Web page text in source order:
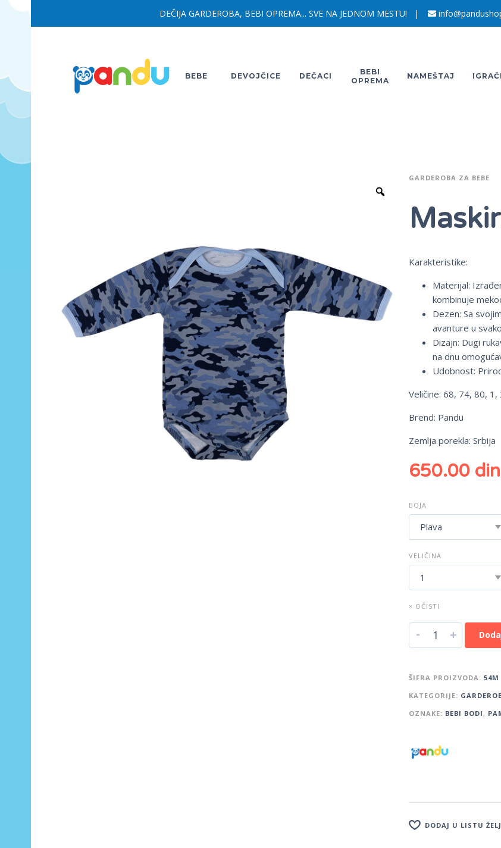
DEČIJA GARDEROBA, BEBI OPREMA... SVE NA JEDNOM MESTU! |
BEBE DEVOJČICE DEČACI
BEBI
OPREMA
NAMEŠTAJ
GARDEROBA ZA BEBE
Karakteristike:
Materijal:
kombinuje
Dezen: Sa
avanture u
Dizajn: Dugi
na dnu
Udobnost:
Veličine: 68, 74, 80, 1,
Brend: Pandu
Zemlja porekla: Srbija
650.00
BOJA
VELIČINA
× OČISTI
- +
ŠIFRA PROIZVODA: 54M
KATEGORIJE:
OZNAKE: BEBI BODI,
DODAJ U LISTU